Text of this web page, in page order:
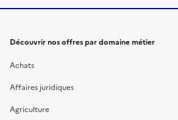
Découvrir nos offres par domaine métier
Achats
Affaires juridiques
Agriculture